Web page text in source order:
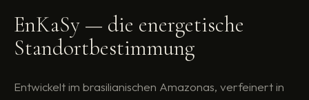
EnKaSy — die energetische
Standortbestimmung
Entwickelt im brasilianischen Amazonas, verfeinert in